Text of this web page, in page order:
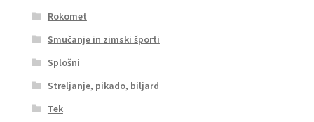
Rokomet
Smučanje in zimski športi
Splošni
Streljanje, pikado, biljard
Tek